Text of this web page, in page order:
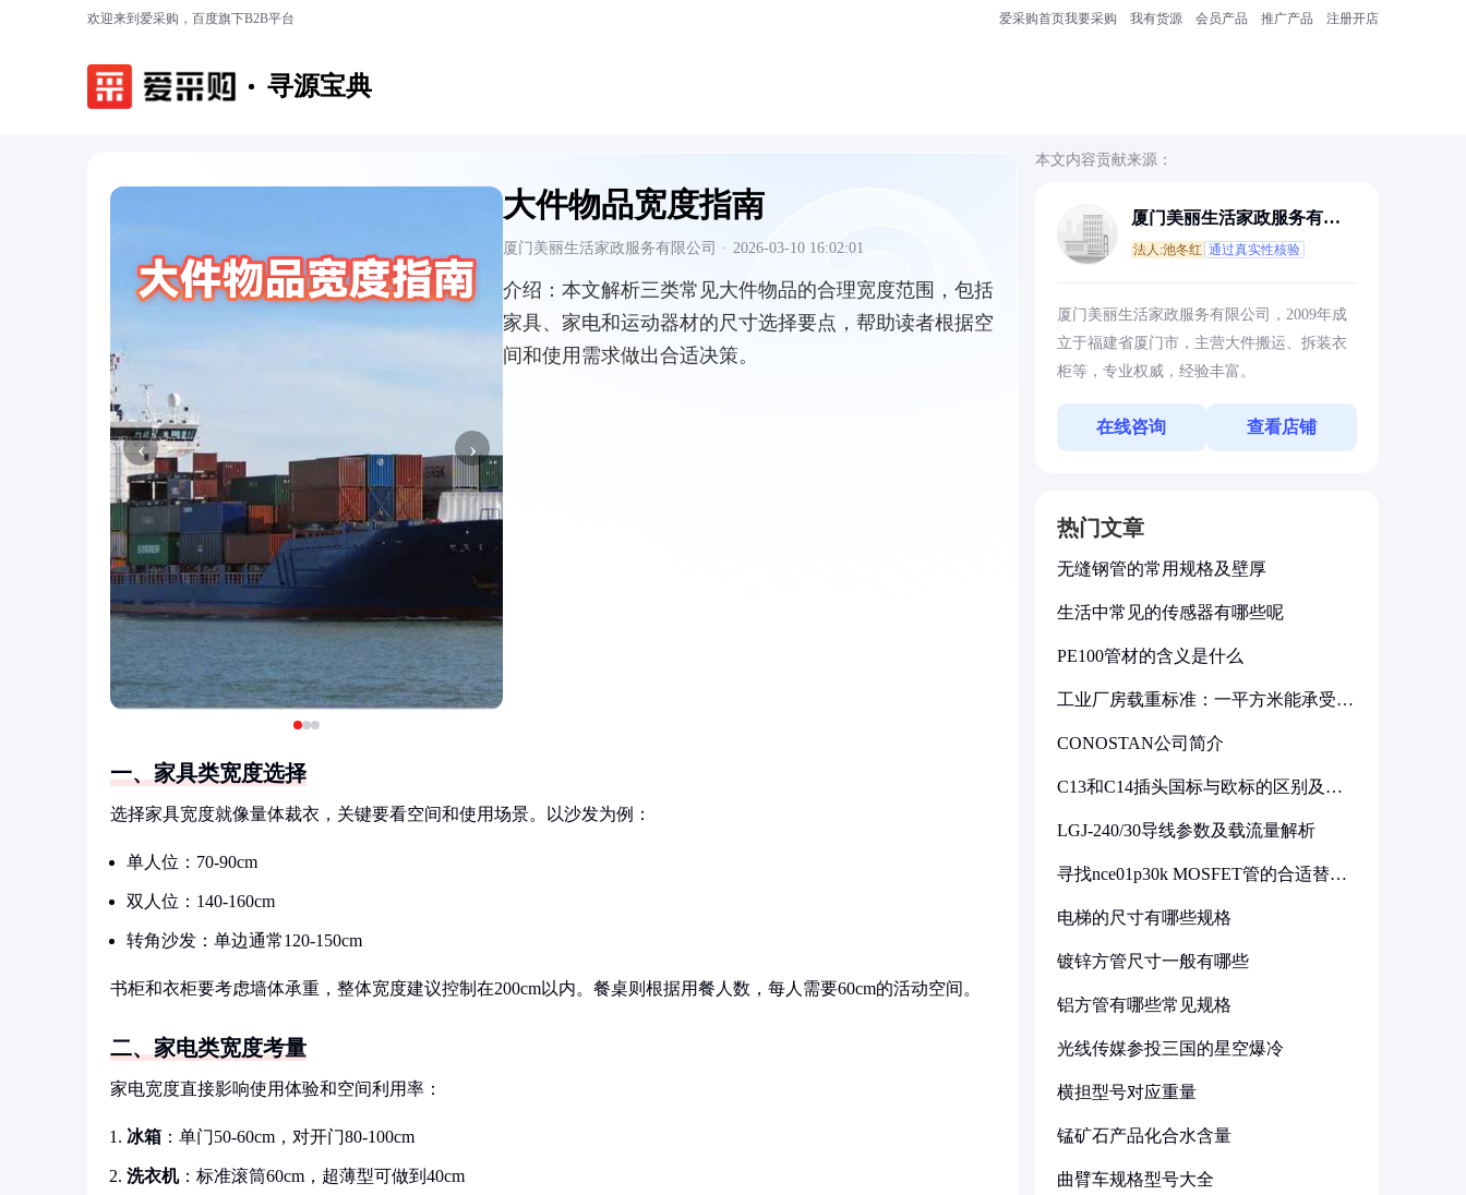
欢迎来到爱采购，百度旗下B2B平台 爱采购首页我要采购 我有货源 会员产品 推广产品 注册开店
寻源宝典
‹ ›
大件物品宽度指南
厦门美丽生活家政服务有限公司 · 2026-03-10 16:02:01
介绍： 本文解析三类常见大件物品的合理宽度范围，包括
家具、家电和运动器材的尺寸选择要点，帮助读者根据空
间和使用需求做出合适决策。
一、家具类宽度选择
选择家具宽度就像量体裁衣，关键要看空间和使用场景。以沙发为例：
单人位：70-90cm
双人位：140-160cm
转角沙发：单边通常120-150cm
书柜和衣柜要考虑墙体承重，整体宽度建议控制在200cm以内。餐桌则根据用餐人数，每人需要60cm的活动空间。
二、家电类宽度考量
家电宽度直接影响使用体验和空间利用率：
冰箱 ：单门50-60cm，对开门80-100cm
洗衣机：标准滚筒60cm，超薄型可做到40cm
本文内容贡献来源：
厦门美丽生活家政服务有限
法人:池冬红 通过真实性核验
厦门美丽生活家政服务有限公司，2009年成
立于福建省厦门市，主营大件搬运、拆装衣
柜等，专业权威，经验丰富。
在线咨询 查看店铺
热门文章
无缝钢管的常用规格及壁厚
生活中常见的传感器有哪些呢
PE100管材的含义是什么
工业厂房载重标准：一平方米能承受多
CONOSTAN公司简介
C13和C14插头国标与欧标的区别及其
LGJ-240/30导线参数及载流量解析
寻找nce01p30k MOSFET管的合适替代
电梯的尺寸有哪些规格
镀锌方管尺寸一般有哪些
铝方管有哪些常见规格
光线传媒参投三国的星空爆冷
横担型号对应重量
锰矿石产品化合水含量
曲臂车规格型号大全